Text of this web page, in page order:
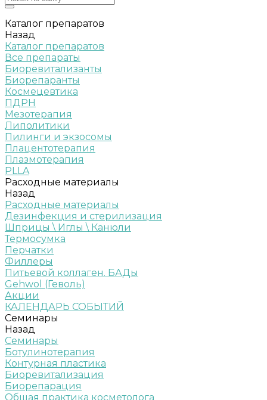
Каталог препаратов
Назад
Каталог препаратов
Все препараты
Биоревитализанты
Биорепаранты
Космецевтика
ПДРН
Мезотерапия
Липолитики
Пилинги и экзосомы
Плацентотерапия
Плазмотерапия
PLLA
Расходные материалы
Назад
Расходные материалы
Дезинфекция и стерилизация
Шприцы \ Иглы \ Канюли
Термосумка
Перчатки
Филлеры
Питьевой коллаген. БАДы
Gehwol (Геволь)
Акции
КАЛЕНДАРЬ СОБЫТИЙ
Семинары
Назад
Семинары
Ботулинотерапия
Контурная пластика
Биоревитализация
Биорепарация
Общая практика косметолога